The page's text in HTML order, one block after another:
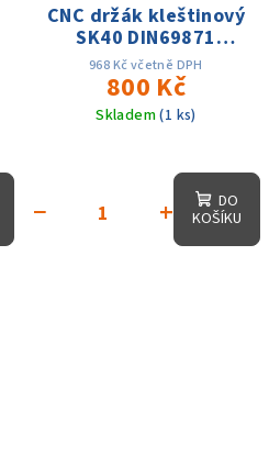
CNC držák kleštinový
SK40 DIN69871
ER11x100,D-16mm,
AD, 25 tis. otáček,
přes. 0.003
968 Kč včetně DPH
800 Kč
Skladem(1 ks)
+
−
DO
KOŠÍKU